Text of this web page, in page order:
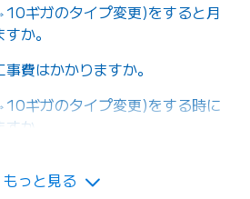
ギガのタイプ変更)をすると月
か。
費はかかりますか。
ギガのタイプ変更)をする時に
か。
もっと見る